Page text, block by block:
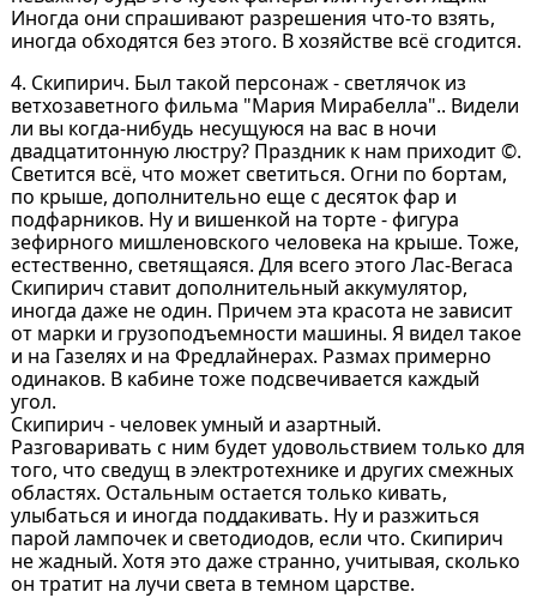
Иногда они спрашивают разрешения что-то взять,
иногда обходятся без этого. В хозяйстве всё сгодится.
4. Скипирич. Был такой персонаж - светлячок из
ветхозаветного фильма "Мария Мирабелла".. Видели
ли вы когда-нибудь несущуюся на вас в ночи
двадцатитонную люстру? Праздник к нам приходит ©.
Светится всё, что может светиться. Огни по бортам,
по крыше, дополнительно еще с десяток фар и
подфарников. Ну и вишенкой на торте - фигура
зефирного мишленовского человека на крыше. Тоже,
естественно, светящаяся. Для всего этого Лас-Вегаса
Скипирич ставит дополнительный аккумулятор,
иногда даже не один. Причем эта красота не зависит
от марки и грузоподъемности машины. Я видел такое
и на Газелях и на Фредлайнерах. Размах примерно
одинаков. В кабине тоже подсвечивается каждый
угол.
Скипирич - человек умный и азартный.
Разговаривать с ним будет удовольствием только для
того, что сведущ в электротехнике и других смежных
областях. Остальным остается только кивать,
улыбаться и иногда поддакивать. Ну и разжиться
парой лампочек и светодиодов, если что. Скипирич
не жадный. Хотя это даже странно, учитывая, сколько
он тратит на лучи света в темном царстве.